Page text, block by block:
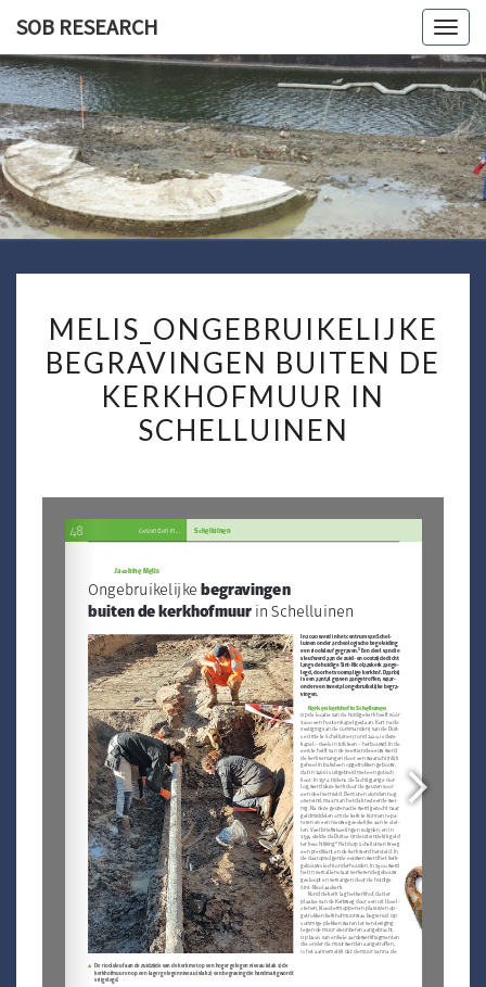
de
content
SOB RESEARCH
SOB
BEGRAVINGEN
BUITEN
DE
KERKHOFMUUR
MELIS_ONGEBRUIKELIJKE
BEGRAVINGEN BUITEN DE
KERKHOFMUUR IN
SCHELLUINEN